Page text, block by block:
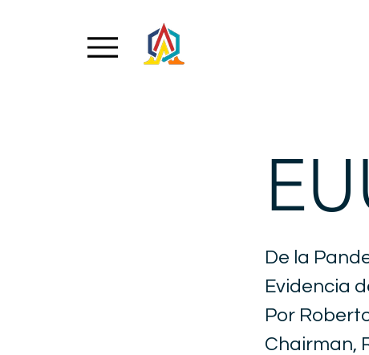
De la
Evidencia
Por
Chairman,